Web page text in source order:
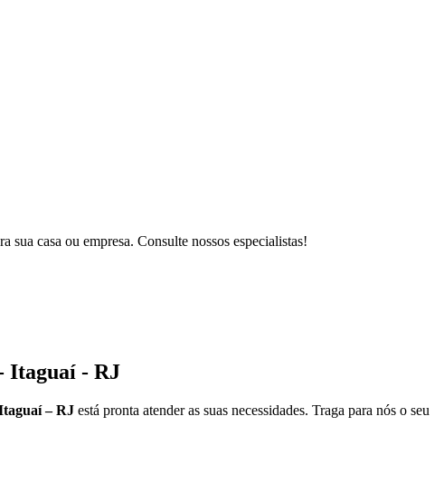
sua casa ou empresa. Consulte nossos especialistas!
Itaguaí - RJ
– RJ está pronta atender as suas necessidades. Traga para nós o seu